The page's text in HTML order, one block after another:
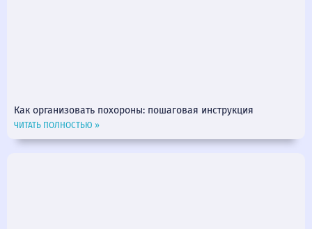
Как организовать похороны: пошаговая инструкция
ЧИТАТЬ ПОЛНОСТЬЮ »